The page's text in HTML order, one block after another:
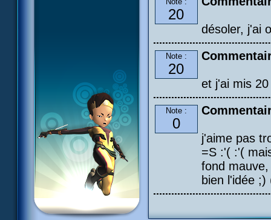
20
désoler, j'ai
Note :
20
et j'ai mis
Note :
0
j'aime pas
=S :'( :'(
fond
bien l'idée